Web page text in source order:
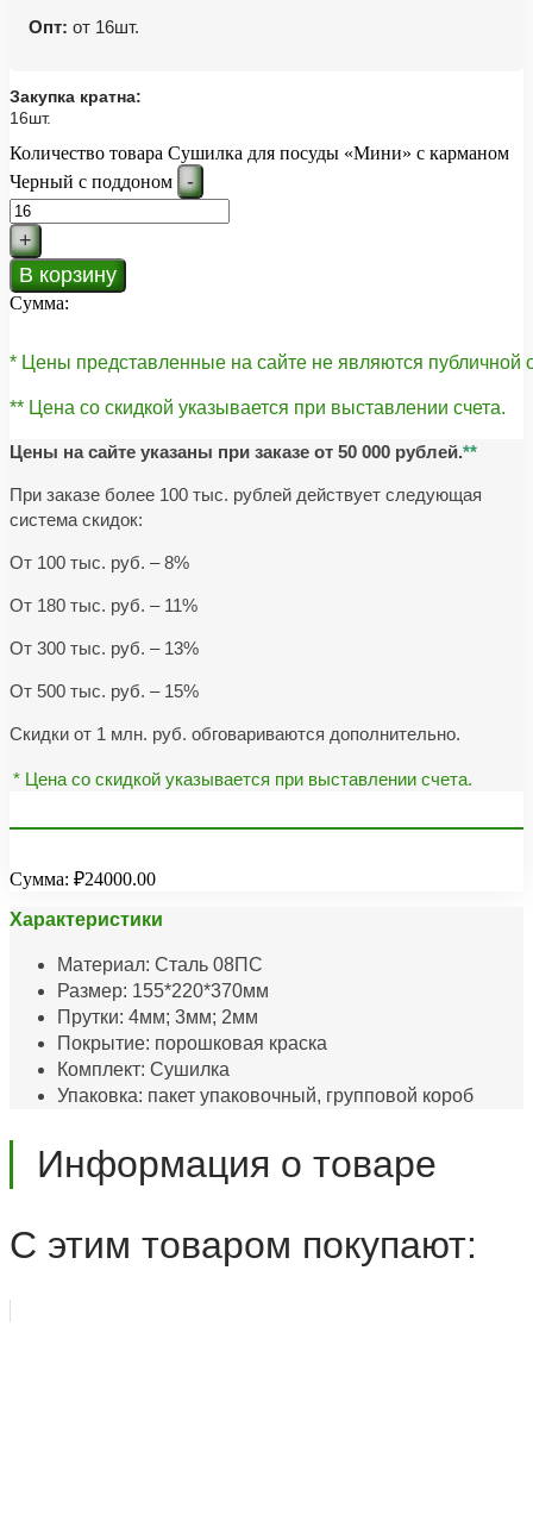
Опт: от 16шт.
Закупка кратна:
16шт.
Количество товара Сушилка для посуды «Мини» с карманом
Черный с поддоном
-
+
В корзину
Сумма:
* Цены представленные на сайте не являются публичной
** Цена со скидкой указывается при выставлении счета.
Цены на сайте указаны при заказе от 50 000 рублей.**
При заказе более 100 тыс. рублей действует следующая
система скидок:
От 100 тыс. руб. – 8%
От 180 тыс. руб. – 11%
От 300 тыс. руб. – 13%
От 500 тыс. руб. – 15%
Скидки от 1 млн. руб. обговариваются дополнительно.
* Цена со скидкой указывается при выставлении счета.
Сумма: ₽24000.00
Характеристики
Материал: Сталь 08ПС
Размер: 155*220*370мм
Прутки: 4мм; 3мм; 2мм
Покрытие: порошковая краска
Комплект: Сушилка
Упаковка: пакет упаковочный, групповой короб
Информация о товаре
С этим товаром покупают: